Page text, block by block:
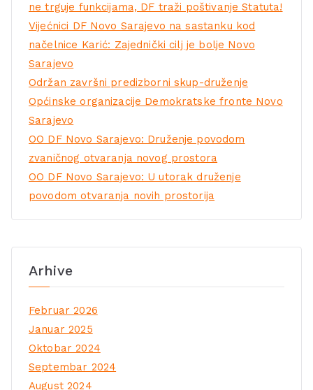
ne trguje funkcijama, DF traži poštivanje Statuta!
Vijećnici DF Novo Sarajevo na sastanku kod
načelnice Karić: Zajednički cilj je bolje Novo
Sarajevo
Održan završni predizborni skup-druženje
Općinske organizacije Demokratske fronte Novo
Sarajevo
OO DF Novo Sarajevo: Druženje povodom
zvaničnog otvaranja novog prostora
OO DF Novo Sarajevo: U utorak druženje
povodom otvaranja novih prostorija
Arhive
Februar 2026
Januar 2025
Oktobar 2024
Septembar 2024
August 2024